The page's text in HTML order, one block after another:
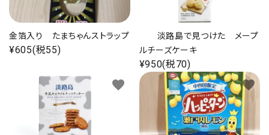
お問い合わせ
プライバシーポリシー
ACCOUNT MENU
金箔入り たまちゃんストラップ
¥605(税55)
淡路島で見つけた メープ
ルチーズケーキ
¥950(税70)
favorite favorite